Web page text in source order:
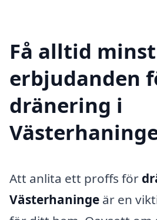
Få alltid
erbjudanden
dränering i
Att anlita ett proffs för
Västerhaninge är en